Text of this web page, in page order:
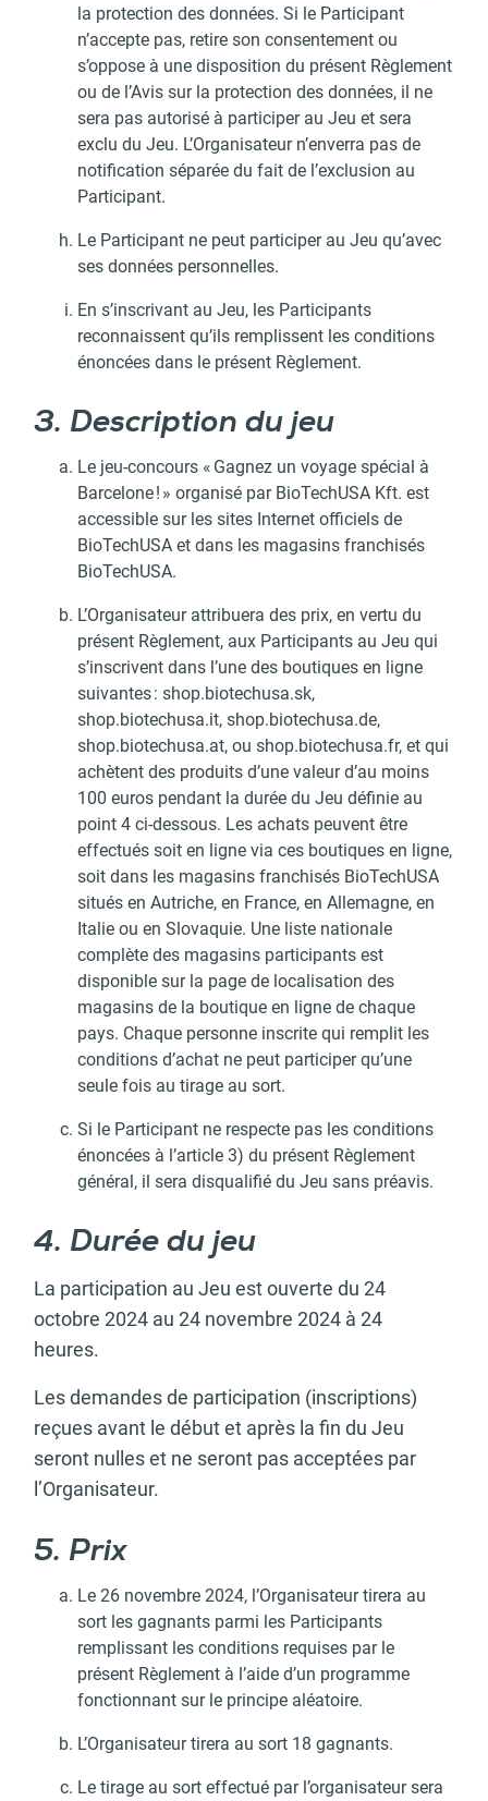
la protection des données. Si le Participant
n’accepte pas, retire son consentement ou
s’oppose à une disposition du présent Règlement
ou de l’Avis sur la protection des données, il ne
sera pas autorisé à participer au Jeu et sera
exclu du Jeu. L’Organisateur n’enverra pas de
notification séparée du fait de l’exclusion au
Participant.
Le Participant ne peut participer au Jeu qu’avec
ses données personnelles.
En s’inscrivant au Jeu, les Participants
reconnaissent qu’ils remplissent les conditions
énoncées dans le présent Règlement.
3. Description du jeu
Le jeu-concours « Gagnez un voyage spécial à
Barcelone ! » organisé par BioTechUSA Kft. est
accessible sur les sites Internet officiels de
BioTechUSA et dans les magasins franchisés
BioTechUSA.
L’Organisateur attribuera des prix, en vertu du
présent Règlement, aux Participants au Jeu qui
s’inscrivent dans l’une des boutiques en ligne
suivantes : shop.biotechusa.sk,
shop.biotechusa.it, shop.biotechusa.de,
shop.biotechusa.at, ou shop.biotechusa.fr, et qui
achètent des produits d’une valeur d’au moins
100 euros pendant la durée du Jeu définie au
point 4 ci-dessous. Les achats peuvent être
effectués soit en ligne via ces boutiques en ligne,
soit dans les magasins franchisés BioTechUSA
situés en Autriche, en France, en Allemagne, en
Italie ou en Slovaquie. Une liste nationale
complète des magasins participants est
disponible sur la page de localisation des
magasins de la boutique en ligne de chaque
pays. Chaque personne inscrite qui remplit les
conditions d’achat ne peut participer qu’une
seule fois au tirage au sort.
Si le Participant ne respecte pas les conditions
énoncées à l’article 3) du présent Règlement
général, il sera disqualifié du Jeu sans préavis.
4. Durée du jeu
La participation au Jeu est ouverte du 24
octobre 2024 au 24 novembre 2024 à 24
heures.
Les demandes de participation (inscriptions)
reçues avant le début et après la fin du Jeu
seront nulles et ne seront pas acceptées par
l’Organisateur.
5. Prix
Le 26 novembre 2024, l’Organisateur tirera au
sort les gagnants parmi les Participants
remplissant les conditions requises par le
présent Règlement à l’aide d’un programme
fonctionnant sur le principe aléatoire.
L’Organisateur tirera au sort 18 gagnants.
Le tirage au sort effectué par l’organisateur sera